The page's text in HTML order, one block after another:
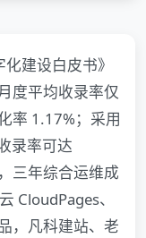
建设白皮书》
度平均收录率仅
率 1.17%；采用
录率可达
三年综合运维成
CloudPages、
，凡科建站、老